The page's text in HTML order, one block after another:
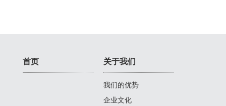
首页 关于我们
我们的优势
企业文化